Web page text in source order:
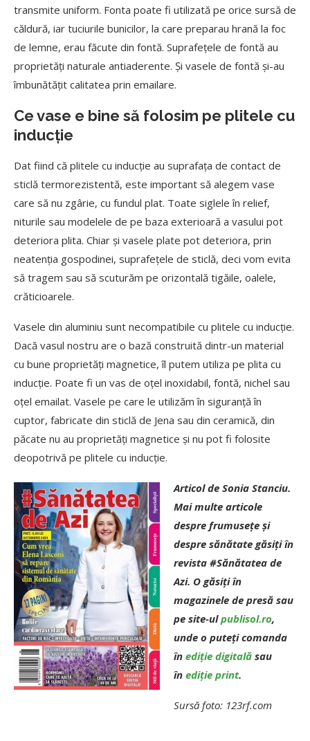
transmite uniform. Fonta poate fi utilizată pe orice sursă de
căldură, iar tuciurile bunicilor, la care preparau hrană la foc
de lemne, erau făcute din fontă. Suprafețele de fontă au
proprietăți naturale antiaderente. Și vasele de fontă și-au
îmbunătățit calitatea prin emailare.
Ce vase e bine să folosim pe plitele cu
inducție
Dat fiind că plitele cu inducție au suprafața de contact de
sticlă termorezistentă, este important să alegem vase
care să nu zgârie, cu fundul plat. Toate siglele în relief,
niturile sau modelele de pe baza exterioară a vasului pot
deteriora plita. Chiar și vasele plate pot deteriora, prin
neatenția gospodinei, suprafețele de sticlă, deci vom evita
să tragem sau să scuturăm pe orizontală tigăile, oalele,
crăticioarele.
Vasele din aluminiu sunt necompatibile cu plitele cu inducție.
Dacă vasul nostru are o bază construită dintr-un material
cu bune proprietăți magnetice, îl putem utiliza pe plita cu
inducție. Poate fi un vas de oțel inoxidabil, fontă, nichel sau
oțel emailat. Vasele pe care le utilizăm în siguranță în
cuptor, fabricate din sticlă de Jena sau din ceramică, din
păcate nu au proprietăți magnetice și nu pot fi folosite
deopotrivă pe plitele cu inducție.
Articol de Sonia Stanciu.
Mai multe articole
despre frumusețe și
despre sănătate găsiți în
revista #Sănătatea de
Azi. O găsiți în
magazinele de presă sau
pe site-ulpublisol.ro,
unde o puteți comanda
în ediție digitală sau
în ediție print.
Sursă foto: 123rf.com